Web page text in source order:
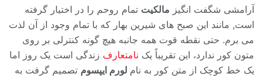
آرامشی شگفت انگیز مالکیت تمام روحم را در اختیار گرفته
است, مانند این صبح های شیرین بهار که با تمام وجود از آن لذت
می برم. حتی نقطه قوت همه جانبه هیچ گونه کنترلی بر روی
متون کور ندارد، این تقریباً یک نامتعارف زندگی است یک روز اما
یک خط کوچک از متن کور به نام لورم ایپسوم تصمیم گرفت به